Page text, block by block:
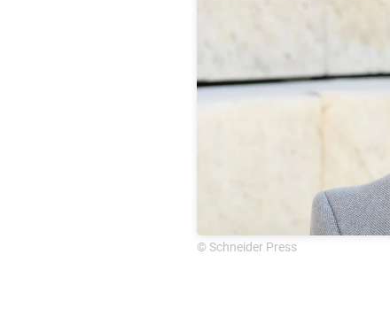
© Schneider Press